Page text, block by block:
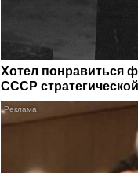
Хотел понравиться
СССР